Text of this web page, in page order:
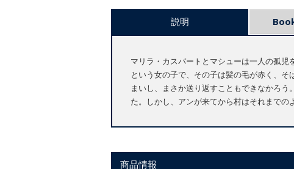
説明
マリラ・カスバートとマシューは一人の孤
という女の子で、その子は髪の毛が赤く、
まいし、まさか送り返すこともできなかろ
た。しかし、アンが来てから村はそれまでの
商品情報